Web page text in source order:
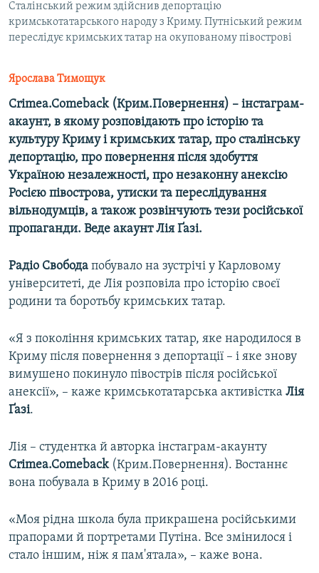
ІНФОГРАФІКА
ДОЛУЧАЙСЯ!
Усі сайти RFE/RL
Сталінський режим здійснив депортацію
кримськотатарського народу з Криму. Путніський режим
переслідує кримських татар на окупованому півострові
Ярослава Тимощук
Crimea.Comeback (Крим.Повернення) – інстаграм-
акаунт, в якому розповідають про історію та
культуру Криму і кримських татар, про сталінську
депортацію, про повернення після здобуття
Україною незалежності, про незаконну анексію
Росією півострова, утиски та переслідування
вільнодумців, а також розвінчують тези російської
пропаганди. Веде акаунт Лія Ґазі.
Радіо Свобода побувало на зустрічі у Карловому
університеті, де Лія розповіла про історію своєї
родини та боротьбу кримських татар.
«Я з покоління кримських татар, яке народилося в
Криму після повернення з депортації – і яке знову
вимушено покинуло півострів після російської
анексії», – каже кримськотатарська активістка Лія
Ґазі.
Лія – студентка й авторка інстаграм-акаунту
Crimea.Comeback(Крим.Повернення). Востаннє
вона побувала в Криму в 2016 році.
«Моя рідна школа була прикрашена російськими
прапорами й портретами Путіна. Все змінилося і
стало іншим, ніж я пам'ятала», – каже вона.